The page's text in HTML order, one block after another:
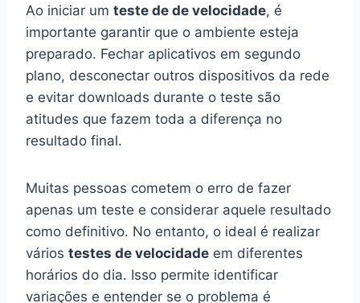
Ao iniciar um teste de de velocidade, é
importante garantir que o ambiente esteja
preparado. Fechar aplicativos em segundo
plano, desconectar outros dispositivos da rede
e evitar downloads durante o teste são
atitudes que fazem toda a diferença no
resultado final.
Muitas pessoas cometem o erro de fazer
apenas um teste e considerar aquele resultado
como definitivo. No entanto, o ideal é realizar
vários testes de velocidade em diferentes
horários do dia. Isso permite identificar
variações e entender se o problema é